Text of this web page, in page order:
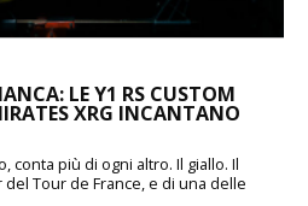
LE Y1 RS CUSTOM
XRG INCANTANO
conta più di ogni altro. Il giallo. Il
Tour de France, e di una delle